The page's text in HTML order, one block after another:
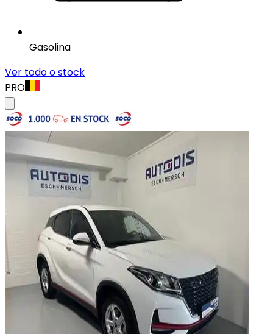
Gasolina
Ver todo o stock
PRO